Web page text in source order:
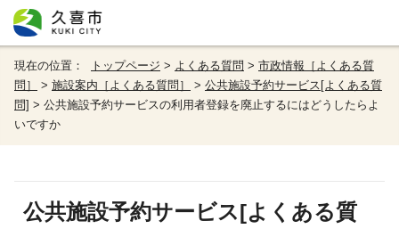
現在の位置： トップページ > よくある質問 > 市政情報［よくある質
問］
> 施設案内［よくある質問］ > 公共施設予約サービス[よくある質
問] > 公共施設予約サービスの利用者登録を廃止するにはどうしたらよ
いですか
公共施設予約サービス[よくある質